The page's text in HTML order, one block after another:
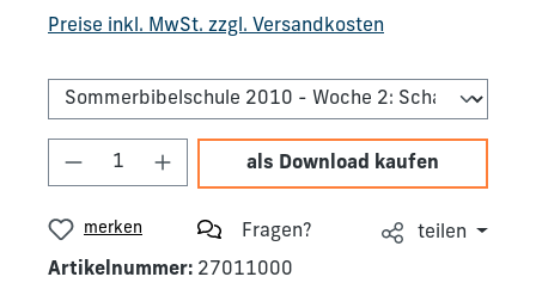
Preise inkl. MwSt. zzgl. Versandkosten
Produkt Anzahl: Gib den gewünschten
als Download kaufen
merken Fragen?
teilen
Artikelnummer: 27011000